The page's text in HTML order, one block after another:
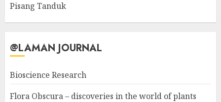
Pisang Tanduk
@LAMAN JOURNAL
Bioscience Research
Flora Obscura – discoveries in the world of plants